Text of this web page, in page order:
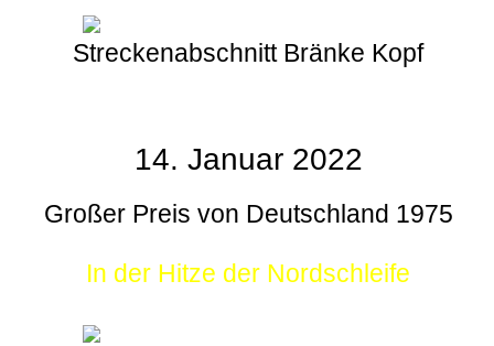
Streckenabschnitt Bränke Kopf
14. Januar 2022
Großer Preis von Deutschland 1975
In der Hitze der Nordschleife